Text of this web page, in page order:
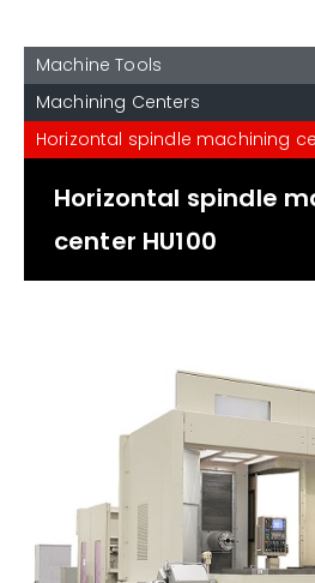
Machine Tools
Machining Centers
Horizontal spindle machining
Horizontal spindle
center HU100